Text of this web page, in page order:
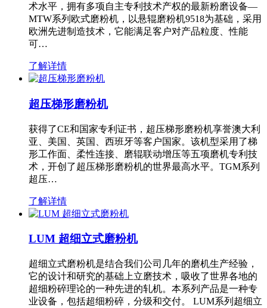
术水平，拥有多项自主专利技术产权的最新粉磨设备—
MTW系列欧式磨粉机，以悬辊磨粉机9518为基础，采用
欧洲先进制造技术，它能满足客户对产品粒度、性能
可…
了解详情
超压梯形磨粉机
获得了CE和国家专利证书，超压梯形磨粉机享誉澳大利
亚、美国、英国、西班牙等客户国家。该机型采用了梯
形工作面、柔性连接、磨辊联动增压等五项磨机专利技
术，开创了超压梯形磨粉机的世界最高水平。TGM系列
超压…
了解详情
LUM 超细立式磨粉机
超细立式磨粉机是结合我们公司几年的磨机生产经验，
它的设计和研究的基础上立磨技术，吸收了世界各地的
超细粉碎理论的一种先进的轧机。本系列产品是一种专
业设备，包括超细粉碎，分级和交付。 LUM系列超细立